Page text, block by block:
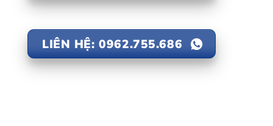
LIÊN HỆ: 0962.755.686